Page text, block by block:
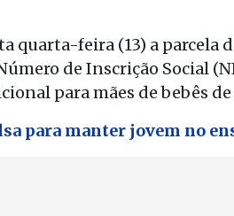
quarta-feira (13) a parcela
de Inscrição Social
para mães de bebês de
para manter jovem no